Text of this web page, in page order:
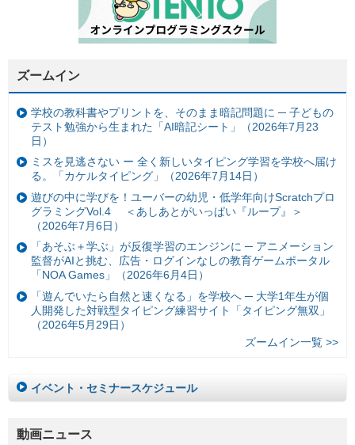
ズームイン
学校の教科書やプリントを、そのまま暗記問題に ─ 子どもの
テスト勉強から生まれた「AI暗記シート」（2026年7月23
日）
ミスを見逃さない ー 全く新しいタイピング学習を学校へ届け
る。「カケルタイピング」（2026年7月14日）
遊びの中に学びを！ユーバーの幼児・低学年向けScratchプロ
グラミングVol.4 ＜あしあとがいっぱい『ループ』＞
（2026年7月6日）
「あそぶ＋学ぶ」が反復学習のエンジンに ─ アニメーション
監督がAIと挑む、広告・ログインなしの教育ゲームポータル
「NOA Games」（2026年6月4日）
「遊んでいたら自然と速くなる」を学校へ ─ 大学1年生が個
人開発した対戦型タイピング練習サイト「タイピング無双」
（2026年5月29日）
ズームイン一覧 >>
イベント・セミナースケジュール
動画ニュース